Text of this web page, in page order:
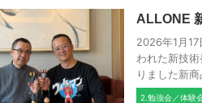
ALLONE
2026年1月
われた新技
りました新
2.勉強会／体験